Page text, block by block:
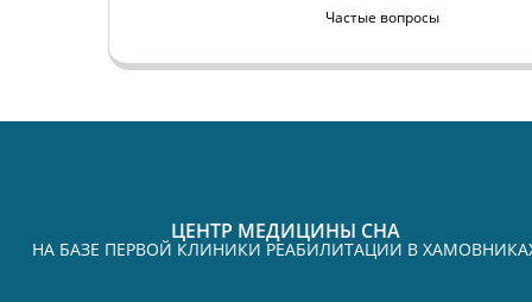
Частые вопросы
ЦЕНТР МЕДИЦИНЫ СНА
НА БАЗЕ ПЕРВОЙ КЛИНИКИ РЕАБИЛИТАЦИИ В